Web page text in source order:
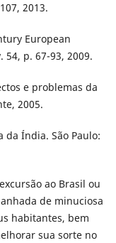
2013.
European
p. 67-93, 2009.
e problemas da
2005.
da Índia. São Paulo:
ao Brasil ou
de minuciosa
habitantes, bem
sua sorte no